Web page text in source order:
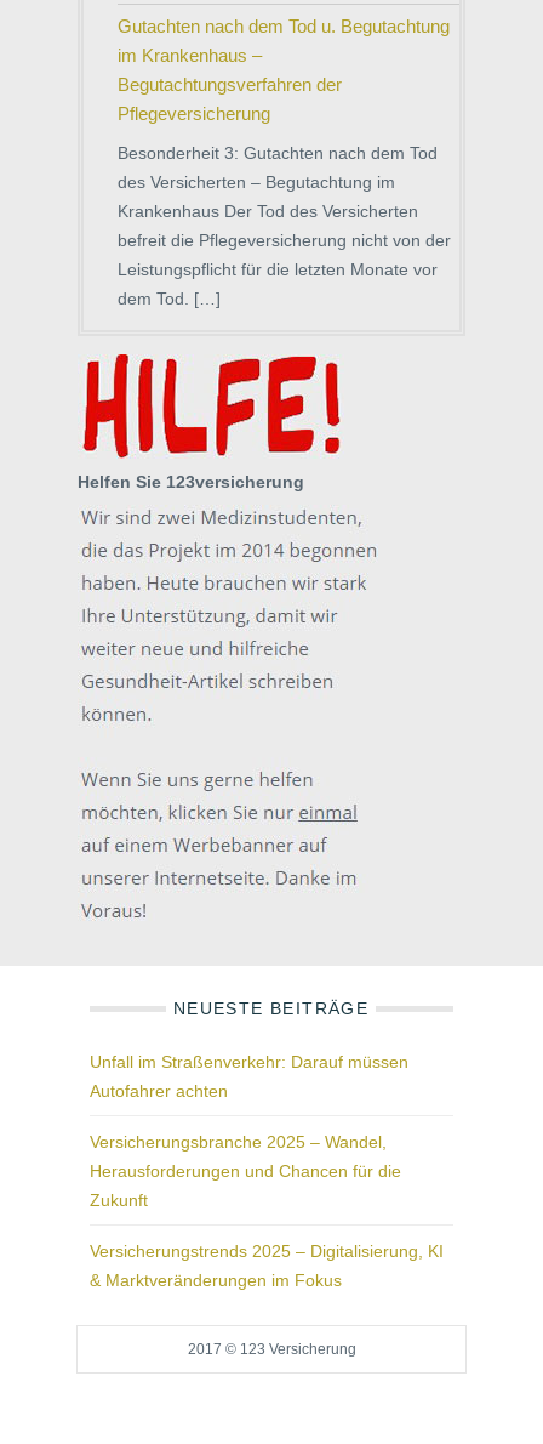
Gutachten nach dem Tod u. Begutachtung
im Krankenhaus –
Begutachtungsverfahren der
Pflegeversicherung
Besonderheit 3: Gutachten nach dem Tod
des Versicherten – Begutachtung im
Krankenhaus Der Tod des Versicherten
befreit die Pflegeversicherung nicht von der
Leistungspflicht für die letzten Monate vor
dem Tod. […]
Helfen Sie 123versicherung
NEUESTE BEITRÄGE
Unfall im Straßenverkehr: Darauf müssen
Autofahrer achten
Versicherungsbranche 2025 – Wandel,
Herausforderungen und Chancen für die
Zukunft
Versicherungstrends 2025 – Digitalisierung, KI
& Marktveränderungen im Fokus
2017 © 123 Versicherung